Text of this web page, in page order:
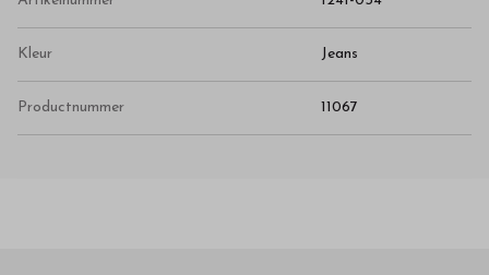
Kleur Jeans
Productnummer 11067